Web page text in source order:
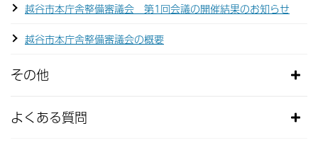
越谷市本庁舎整備審議会 第1回会議の開催結果のお知らせ
越谷市本庁舎整備審議会の概要
その他
よくある質問